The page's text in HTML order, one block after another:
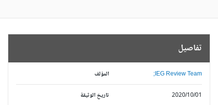
تفاصيل
المؤلف IEG Review Team;
تاريخ الوثيقة 2020/10/01